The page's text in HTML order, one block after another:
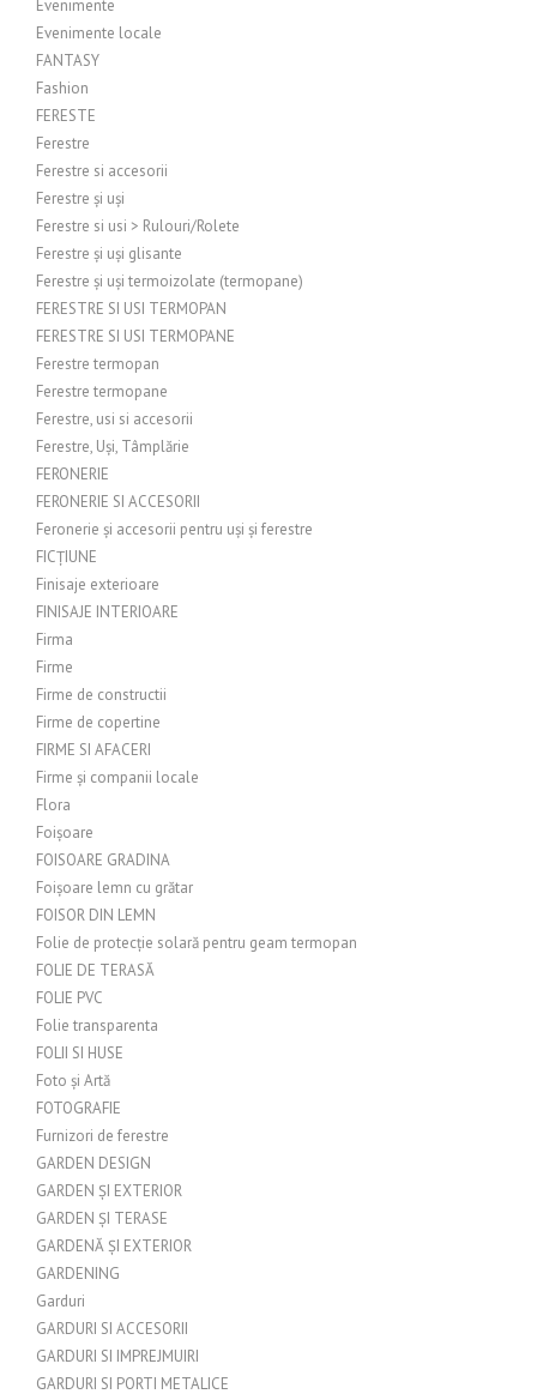
Evenimente
Evenimente locale
FANTASY
Fashion
FERESTE
Ferestre
Ferestre si accesorii
Ferestre și uși
Ferestre si usi > Rulouri/Rolete
Ferestre și uși glisante
Ferestre și uși termoizolate (termopane)
FERESTRE SI USI TERMOPAN
FERESTRE SI USI TERMOPANE
Ferestre termopan
Ferestre termopane
Ferestre, usi si accesorii
Ferestre, Uși, Tâmplărie
FERONERIE
FERONERIE SI ACCESORII
Feronerie și accesorii pentru uși și ferestre
FICȚIUNE
Finisaje exterioare
FINISAJE INTERIOARE
Firma
Firme
Firme de constructii
Firme de copertine
FIRME SI AFACERI
Firme și companii locale
Flora
Foișoare
FOISOARE GRADINA
Foișoare lemn cu grătar
FOISOR DIN LEMN
Folie de protecție solară pentru geam termopan
FOLIE DE TERASĂ
FOLIE PVC
Folie transparenta
FOLII SI HUSE
Foto și Artă
FOTOGRAFIE
Furnizori de ferestre
GARDEN DESIGN
GARDEN ȘI EXTERIOR
GARDEN ȘI TERASE
GARDENĂ ȘI EXTERIOR
GARDENING
Garduri
GARDURI SI ACCESORII
GARDURI SI IMPREJMUIRI
GARDURI SI PORTI METALICE